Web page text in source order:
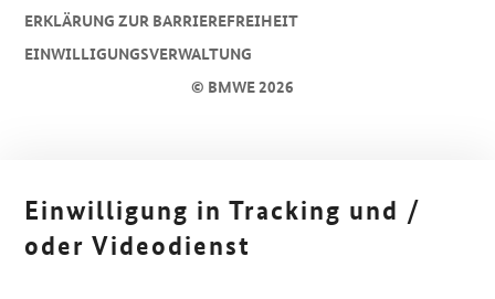
© BMWE 2026
ERKLÄRUNG ZUR BARRIEREFREIHEIT
EINWILLIGUNGSVERWALTUNG
Einwilligung in Tracking und /
oder Videodienst